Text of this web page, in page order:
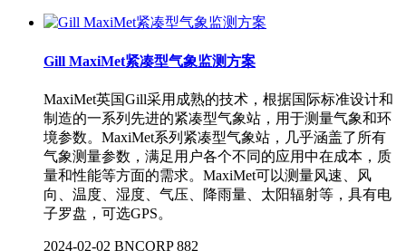
Gill MaxiMet紧凑型气象监测方案
MaxiMet英国Gill采用成熟的技术，根据国际标准设计和
制造的一系列先进的紧凑型气象站，用于测量气象和环
境参数。MaxiMet系列紧凑型气象站，几乎涵盖了所有
气象测量参数，满足用户各个不同的应用中在成本，质
量和性能等方面的需求。MaxiMet可以测量风速、风
向、温度、湿度、气压、降雨量、太阳辐射等，具有电
子罗盘，可选GPS。
2024-02-02 BNCORP 882